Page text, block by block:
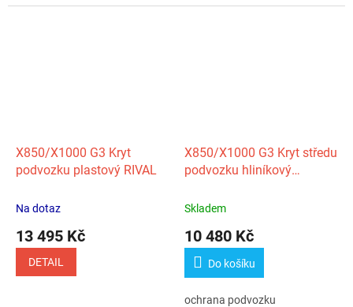
X850/X1000 G3 Kryt
podvozku plastový RIVAL
Na dotaz
13 495 Kč
DETAIL
X850/X1000 G3 Kryt středu
podvozku hliníkový
Skladem
10 480 Kč
Do košíku
ochrana podvozku